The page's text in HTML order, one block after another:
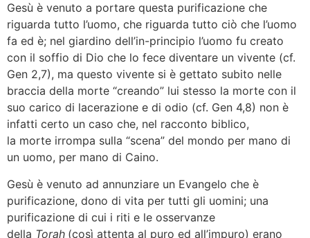
Gesù è venuto a portare questa purificazione che
riguarda tutto l’uomo, che riguarda tutto ciò che l’uomo
fa ed è; nel giardino dell’in-principio l’uomo fu creato
con il soffio di Dio che lo fece diventare un vivente (cf.
Gen 2,7), ma questo vivente si è gettato subito nelle
braccia della morte “creando” lui stesso la morte con il
suo carico di lacerazione e di odio (cf. Gen 4,8) non è
infatti certo un caso che, nel racconto biblico,
la morte irrompa sulla “scena” del mondo per mano di
un uomo, per mano di Caino.
Gesù è venuto ad annunziare un Evangelo che è
purificazione, dono di vita per tutti gli uomini; una
purificazione di cui i riti e le osservanze
della Torah (così attenta al puro ed all’impuro) erano